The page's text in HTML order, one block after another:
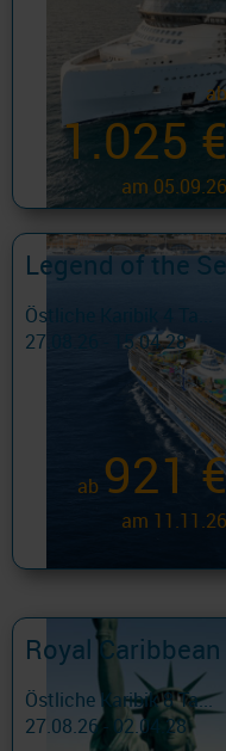
ab
1.025 €
am 05.09.26
Legend of the
Östliche Karibik 4 Ta...
27.08.26 - 15.04.28
ab 921 €
am 11.11.26
Östliche Karibik 8 Ta...
27.08.26 - 02.04.28